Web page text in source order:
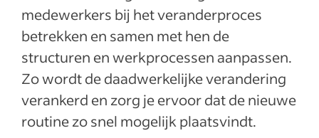
medewerkers bij het veranderproces
betrekken en samen met hen de
structuren en werkprocessen aanpassen.
Zo wordt de daadwerkelijke verandering
verankerd en zorg je ervoor dat de nieuwe
routine zo snel mogelijk plaatsvindt.